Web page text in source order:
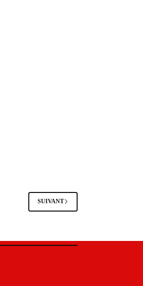
SUIVANT